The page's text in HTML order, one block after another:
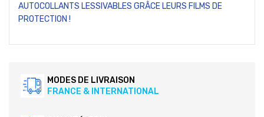
AUTOCOLLANTS LESSIVABLES GRÂCE LEURS FILMS DE
PROTECTION !
MODES DE LIVRAISON
FRANCE & INTERNATIONAL